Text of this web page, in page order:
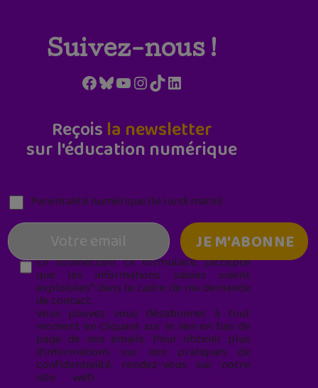
Suivez-nous !
Facebook
Bluesky
YouTube
Instagram
TikTokLinkedIn
Reçois la newsletter
sur l'éducation numérique
Parentalité numérique (le lundi matin)
En soumettant ce formulaire, j’accepte
que les informations saisies soient
exploitées* dans le cadre de ma demande
de contact.
Vous pouvez vous désabonner à tout
moment en cliquant sur le lien en bas de
page de nos emails. Pour obtenir plus
d'informations sur nos pratiques de
confidentialité, rendez-vous sur notre
site web